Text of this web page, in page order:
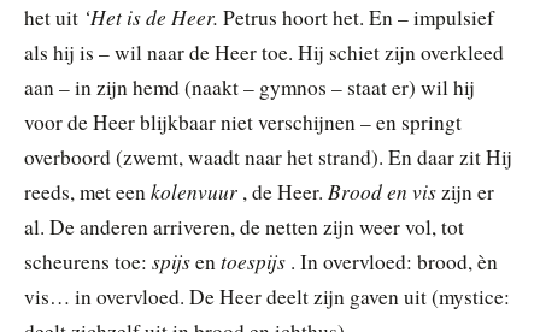
het uit ‘Het is de Heer. Petrus hoort het. En – impulsief
als hij is – wil naar de Heer toe. Hij schiet zijn overkleed
aan – in zijn hemd (naakt – gymnos – staat er) wil hij
voor de Heer blijkbaar niet verschijnen – en springt
overboord (zwemt, waadt naar het strand). En daar zit Hij
reeds, met eenkolenvuur , de Heer. Brood en viszijn er
al. De anderen arriveren, de netten zijn weer vol, tot
scheurens toe: spijsentoespijs . In overvloed: brood, èn
vis… in overvloed. De Heer deelt zijn gaven uit (mystice: